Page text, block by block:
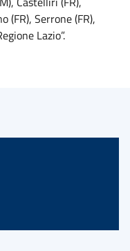
(FR), Serrone (FR),
Lazio”.